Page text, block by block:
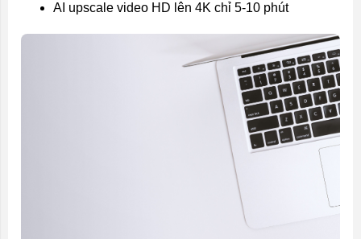
AI upscale video HD lên 4K chỉ 5-10 phút